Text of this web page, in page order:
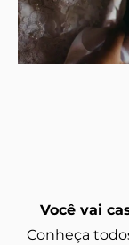
Você vai
Conheça